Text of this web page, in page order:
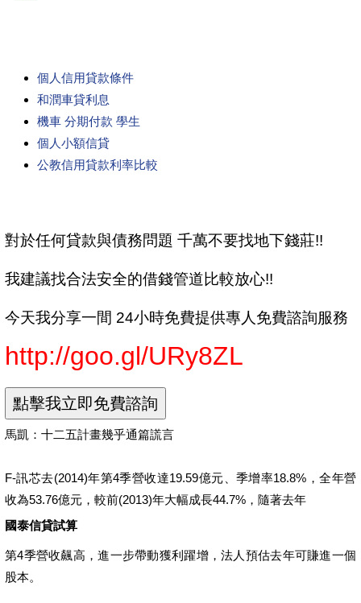
個人信用貸款條件
和潤車貸利息
機車 分期付款 學生
個人小額信貸
公教信用貸款利率比較
對於任何貸款與債務問題 千萬不要找地下錢莊!!
我建議找合法安全的借錢管道比較放心!!
今天我分享一間 24小時免費提供專人免費諮詢服務
http://goo.gl/URy8ZL
馬凱：十二五計畫幾乎通篇謊言
F-訊芯去(2014)年第4季營收達19.59億元、季增率18.8%，全年營
收為53.76億元，較前(2013)年大幅成長44.7%，隨著去年
國泰信貸試算
第4季營收飆高，進一步帶動獲利躍增，法人預估去年可賺進一個
股本。